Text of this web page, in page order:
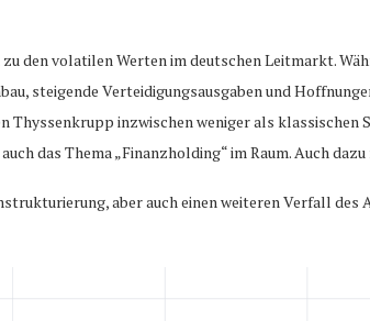
den volatilen Werten im deutschen Leitmarkt.
steigende Verteidigungsausgaben und
inzwischen weniger als
das Thema „Finanzholding“ im Raum. Auch
aber auch einen weiteren Verfall